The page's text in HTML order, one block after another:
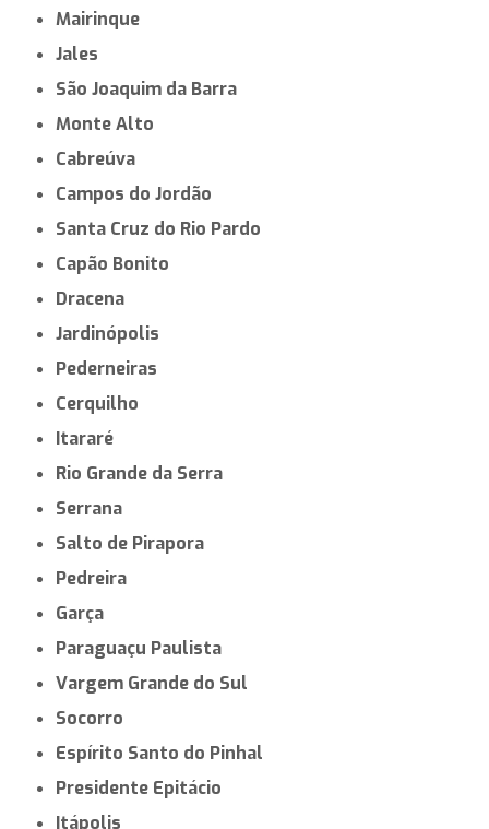
Mairinque
Jales
São Joaquim da Barra
Monte Alto
Cabreúva
Campos do Jordão
Santa Cruz do Rio Pardo
Capão Bonito
Dracena
Jardinópolis
Pederneiras
Cerquilho
Itararé
Rio Grande da Serra
Serrana
Salto de Pirapora
Pedreira
Garça
Paraguaçu Paulista
Vargem Grande do Sul
Socorro
Espírito Santo do Pinhal
Presidente Epitácio
Itápolis